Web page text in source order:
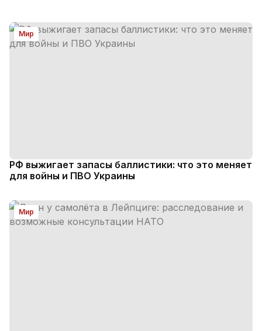
Мир
РФ выжигает запасы баллистики: что это меняет
для войны и ПВО Украины
Мир